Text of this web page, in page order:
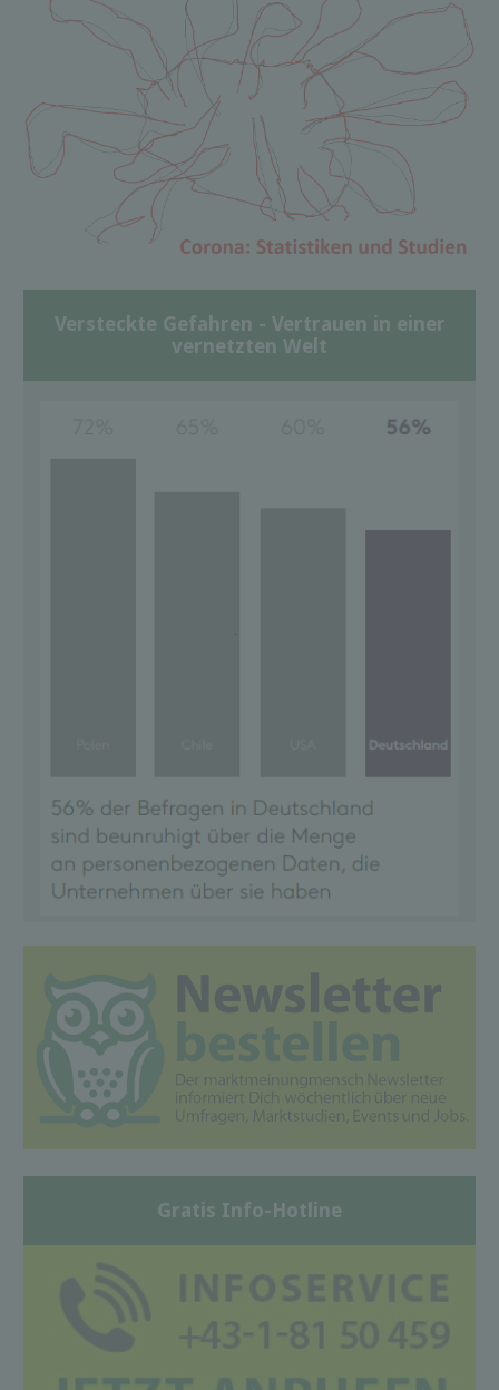
Versteckte Gefahren - Vertrauen in einer
vernetzten Welt
Gratis Info-Hotline